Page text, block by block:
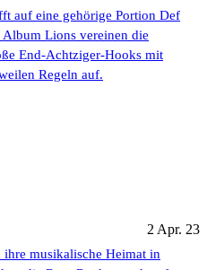
auf eine gehörige Portion Def
Lions vereinen die
End-Achtziger-Hooks mit
Regeln auf.
2 Apr. 23
musikalische Heimat in